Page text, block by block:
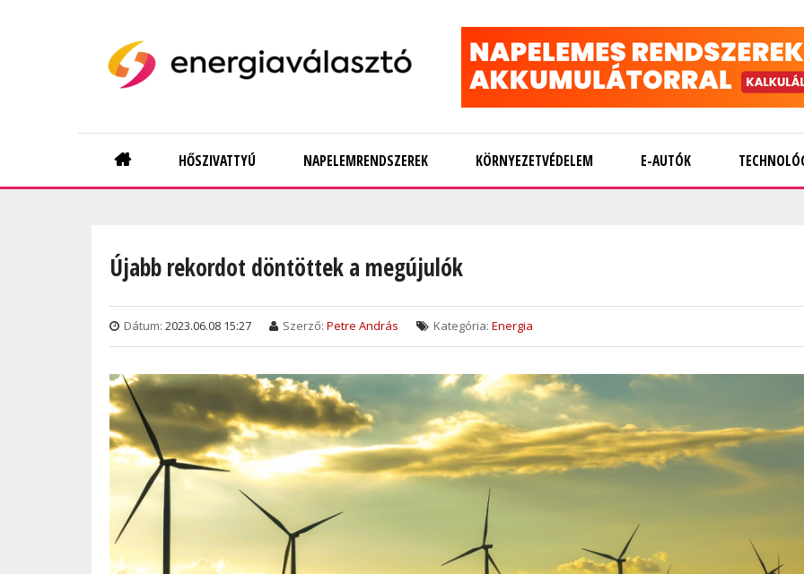
Main
navigation
HŐSZIVATTYÚ NAPELEMRENDSZEREK KÖRNYEZETVÉDELEM E-AUTÓK
Újabb rekordot döntöttek a megújulók
Dátum: 2023.06.08 15:27 Szerző: Petre András Kategória: Energia